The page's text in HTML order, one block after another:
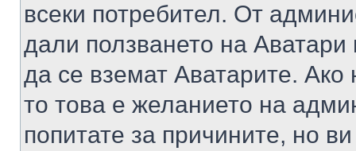
всеки потребител. От
дали ползването на
да се вземат Аватарите.
то това е желанието на
попитате за причините, но